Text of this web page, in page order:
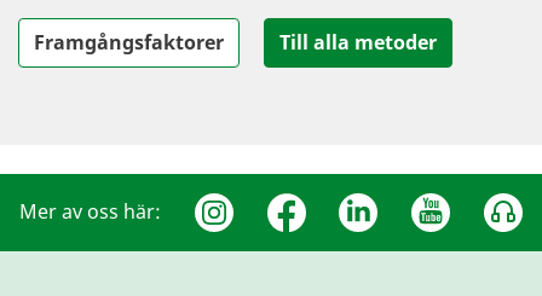
Framgångsfaktorer Till alla metoder
Mer av oss här: